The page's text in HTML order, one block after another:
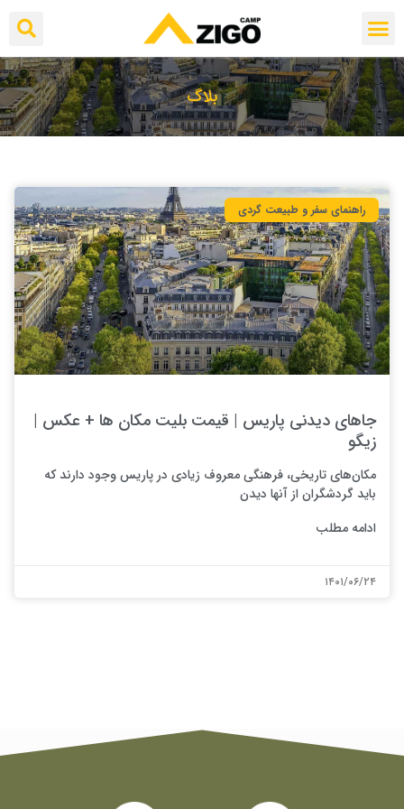
بلاگ
راهنمای سفر و طبیعت گردی
جاهای دیدنی پاریس | قیمت بلیت مکان ها + عکس |
زیگو
مکان‌های تاریخی، فرهنگی معروف زیادی در پاریس وجود دارند که
باید گردشگران از آنها دیدن
ادامه مطلب
۱۴۰۱/۰۶/۲۴